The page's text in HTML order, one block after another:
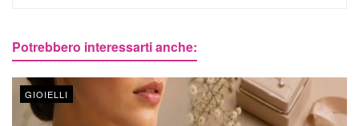
Potrebbero interessarti anche:
GIOIELLI